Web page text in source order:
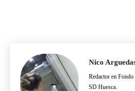
Nico
Redactor en
SD Huesca.